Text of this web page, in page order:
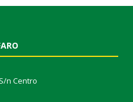
n Centro